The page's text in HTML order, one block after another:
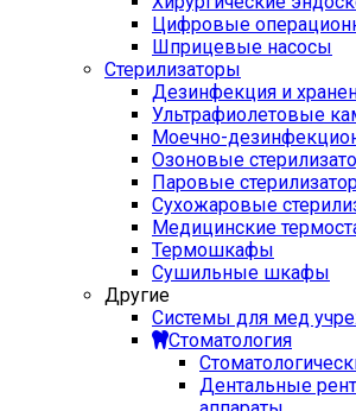
Цифровые
Шприцевые насосы
Стерилизаторы
Дезинфекция и
Ультрафиолетовые
Моечно-
Озоновые
Паровые
Сухожаровые
Медицинские
Термошкафы
Сушильные шкафы
Другие
Системы для мед
Стоматология
Дентальные